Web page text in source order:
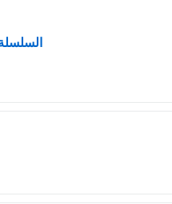
Fichier